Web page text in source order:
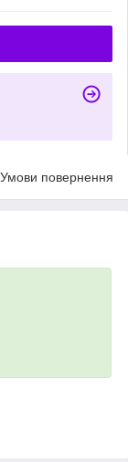
Умови повернення